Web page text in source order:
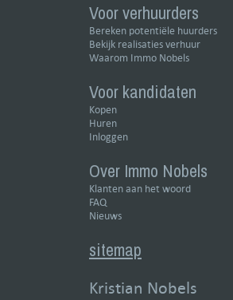
Voor verhuurders
Bereken potentiële huurders
Bekijk realisaties verhuur
Waarom Immo Nobels
Voor kandidaten
Kopen
Huren
Inloggen
Over Immo Nobels
Klanten aan het woord
FAQ
Nieuws
sitemap
Kristian Nobels